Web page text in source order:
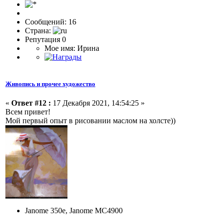
Сообщений: 16
Страна:
Репутация 0
Мое имя: Ирина
Живопись и прочее художество
« Ответ #12 : 17 Декабря 2021, 14:54:25 »
Всем привет!
Мой первый опыт в рисовании маслом на холсте))
Janome 350e, Janome MC4900